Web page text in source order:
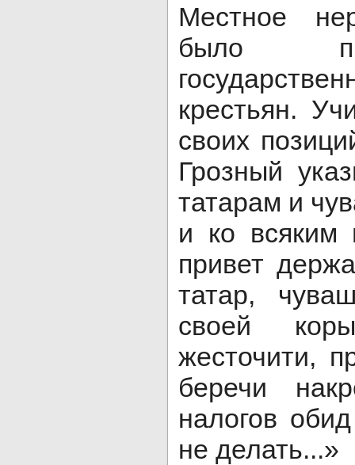
Местное
было
крестьян.
своих
Грозный
татарам и
и ко всяким
привет
татар,
своей
жесточити,
беречи
налогов
не делать...»